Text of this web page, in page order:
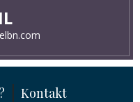
Kontakt